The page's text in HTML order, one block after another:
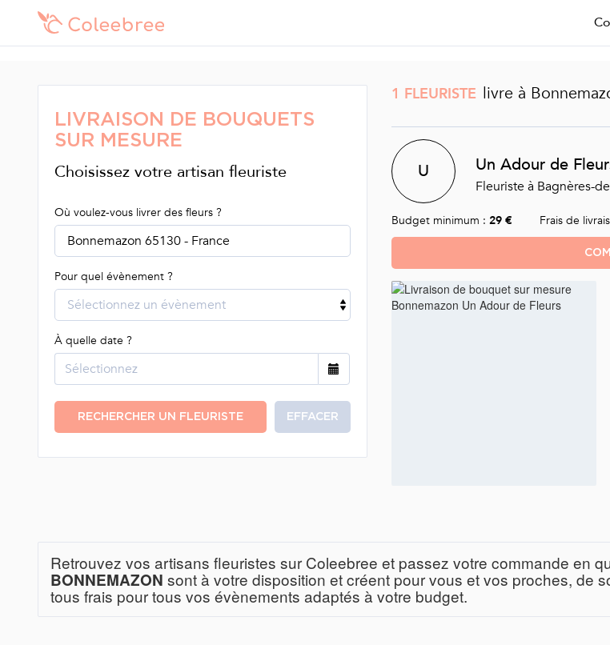
LIVRAISON DE BOUQUETS
SUR MESURE
Choisissez votre artisan fleuriste
Où voulez-vous livrer des fleurs ?
Bonnemazon 65130 - France
Pour quel évènement ?
Sélectionnez un évènement
À quelle date ?
RECHERCHER UN FLEURISTE EFFACER
1 FLEURISTE livre à
U Un Adour de
Fleuriste à Bagnères-
Budget minimum : 29 € Frais de
Retrouvez vos artisans fleuristes sur Coleebree et passez votre commande en
BONNEMAZON sont à votre disposition et créent pour vous et vos proches, de
tous frais pour tous vos évènements adaptés à votre budget.